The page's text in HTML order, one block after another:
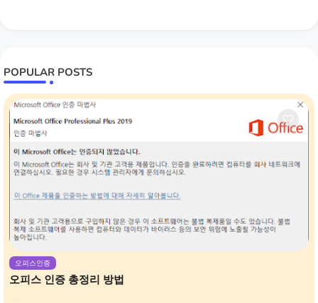
POPULAR POSTS
오피스인증
오피스 인증 총정리 방법